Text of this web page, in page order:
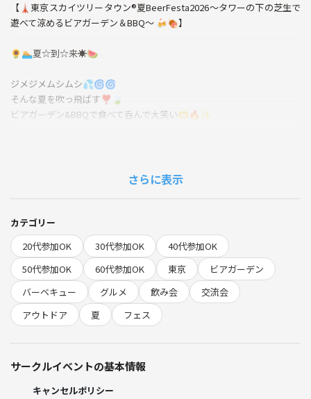
【🗼東京スカイツリータウン®️夏BeerFesta2026～タワーの下の芝生で
遊べて涼めるビアガーデン＆BBQ～ 🍻🍖】
🌻🏊夏☆到☆来☀️🍉
ジメジメムシムシ💦🌀🌀
そんな夏を吹っ飛ばす❣️🍃
ビアガーデン&BBQで食べて呑んで大笑い🫶🔥✨
＜ハイシーズン＞
(夏)ポップスターBBQプラン（アルコール飲み放題）
おひとり様：5,480円になります💡
♦️スケジュール
※途中参加、途中抜け可能です👍
⚠️お酒は飲んでも呑まれるな⚠️
17:55~ 東京スカイツリータウン 4F スカイアリーナ イベント会場前🚩
18:00~みんなでお酒、ご飯、会話を楽しむ🍖🍻
21:00解散🏁
さらに表示
カテゴリー
20代参加OK
30代参加OK
40代参加OK
50代参加OK
60代参加OK 東京
ビアガーデン
バーベキュー
グルメ 飲み会
交流会
アウトドア
夏 フェス
サークルイベントの基本情報
キャンセルポリシー